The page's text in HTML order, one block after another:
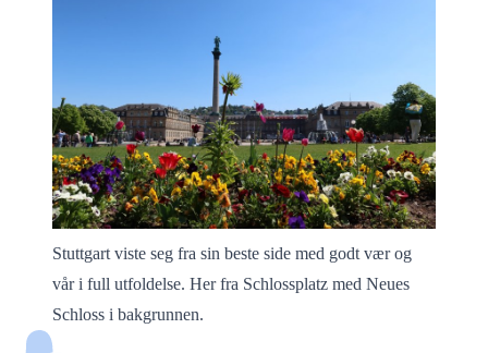
Stuttgart viste seg fra sin beste side med godt vær og
vår i full utfoldelse. Her fra Schlossplatz med Neues
Schloss i bakgrunnen.